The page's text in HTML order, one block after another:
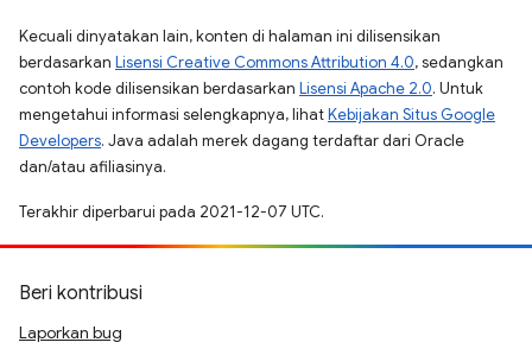
Kecuali dinyatakan lain, konten di halaman ini dilisensikan
berdasarkan Lisensi Creative Commons Attribution 4.0, sedangkan
contoh kode dilisensikan berdasarkan Lisensi Apache 2.0. Untuk
mengetahui informasi selengkapnya, lihatKebijakan Situs Google
Developers. Java adalah merek dagang terdaftar dari Oracle
dan/atau afiliasinya.
Terakhir diperbarui pada 2021-12-07 UTC.
Beri kontribusi
Laporkan bug